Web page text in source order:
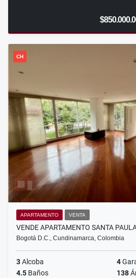
CH
APARTAMENTO VENTA
VENDE APARTAMENTO SANTA
Bogotá D.C., Cundinamarca, Colombia
3Alcoba 4
4.5 Baños 138